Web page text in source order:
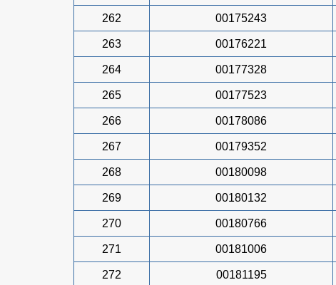
262 00175243
263 00176221
264 00177328
265 00177523
266 00178086
267 00179352
268 00180098
269 00180132
270 00180766
271 00181006
272 00181195